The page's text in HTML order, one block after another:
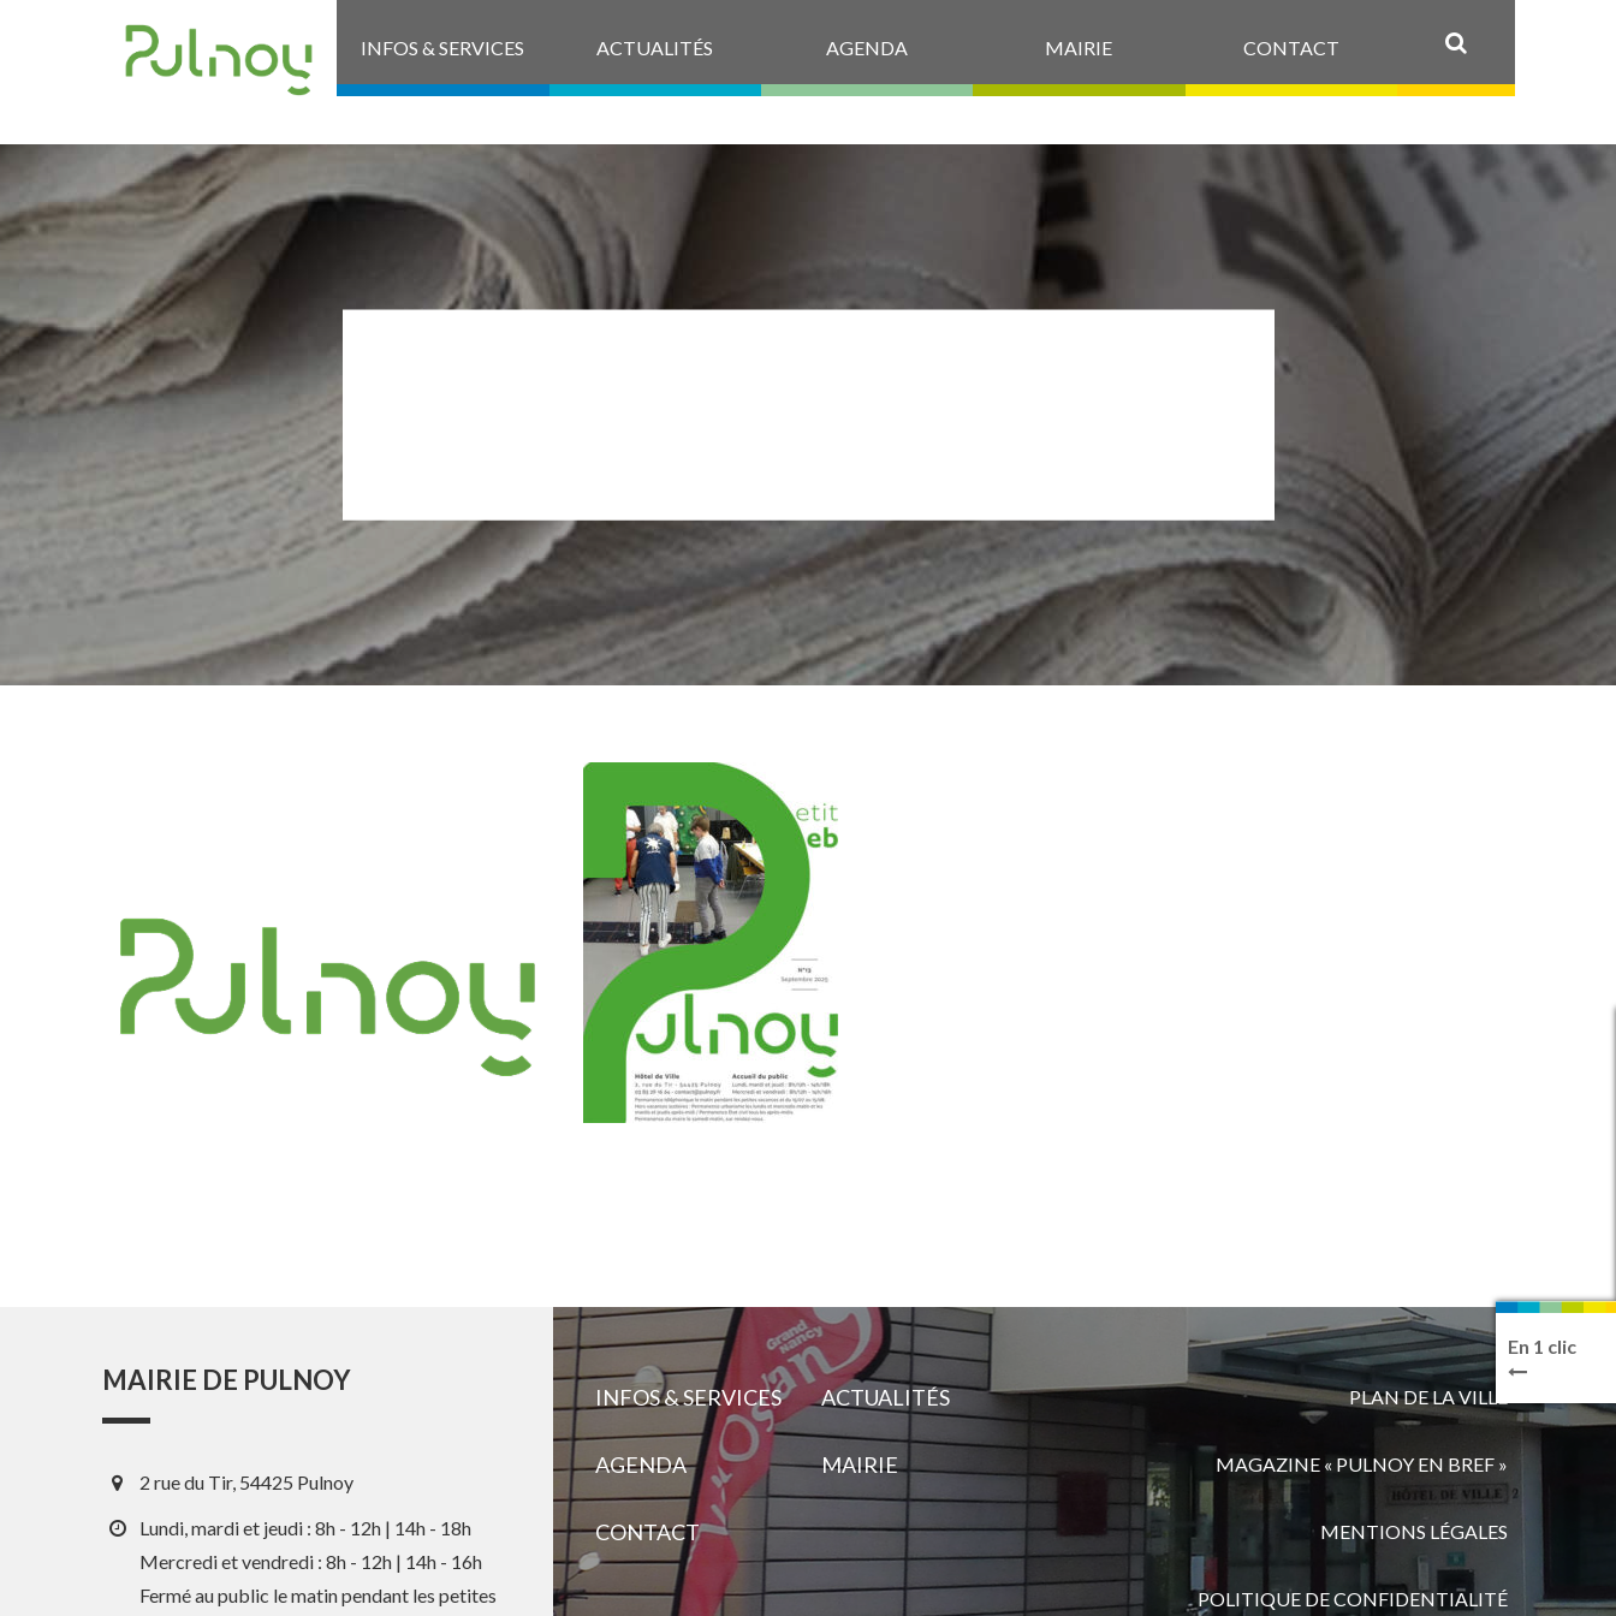
INFOS & SERVICES ACTUALITÉS AGENDA MAIRIE CONTACT
En 1 clic
MAIRIE DE PULNOY
2 rue du Tir, 54425 Pulnoy
Lundi, mardi et jeudi : 8h - 12h | 14h - 18h
Mercredi et vendredi : 8h - 12h | 14h - 16h
Fermé au public le matin pendant les petites
INFOS & SERVICES ACTUALITÉS
AGENDA MAIRIE
CONTACT
PLAN DE LA VILLE
MAGAZINE « PULNOY EN BREF »
MENTIONS LÉGALES
POLITIQUE DE CONFIDENTIALITÉ